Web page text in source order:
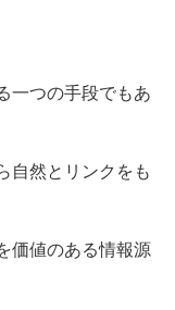
一つの手段でもあ
自然とリンクをも
価値のある情報源